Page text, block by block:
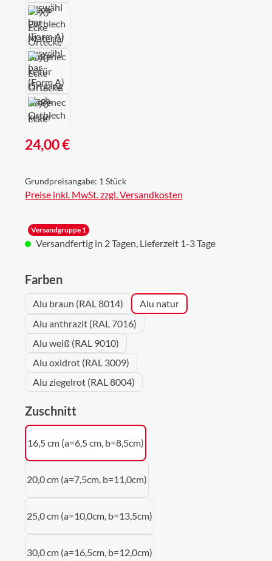
Regulärer Preis:
24,00 €
Grundpreisangabe: 1 Stück
Preise inkl. MwSt. zzgl. Versandkosten
Versandgruppe 1
Versandfertig in 2 Tagen, Lieferzeit 1-3 Tage
Farbenauswählen
Alu braun (RAL 8014)
Alu natur
Alu anthrazit (RAL 7016)
Alu weiß (RAL 9010)
Alu oxidrot (RAL 3009)
Alu ziegelrot (RAL 8004)
Zuschnitt
16,5 cm (a=6,5 cm, b=8,5cm)
20,0 cm (a=7,5cm, b=11,0cm)
25,0 cm (a=10,0cm, b=13,5cm)
30,0 cm (a=16,5cm, b=12,0cm)